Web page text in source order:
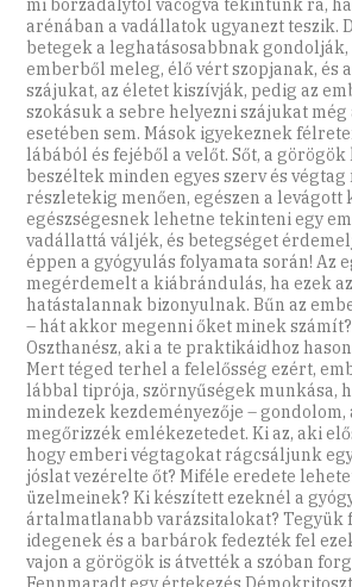
mi borzadálytól vacogva tekintünk rá,
arénában a vadállatok ugyanezt teszik.
betegek a leghatásosabbnak gondolják,
emberből meleg, élő vért szopjanak, és
szájukat, az életet kiszívják, pedig az
szokásuk a sebre helyezni szájukat
esetében sem. Mások igyekeznek
lábából és fejéből a velőt. Sőt, a
beszéltek minden egyes szerv és
részletekig menően, egészen a levágott
egészségesnek lehetne tekinteni egy
vadállattá váljék, és betegséget
éppen a gyógyulás folyamata során! Az
megérdemelt a kiábrándulás, ha ezek
hatástalannak bizonyulnak. Bűn az
– hát akkor megenni őket minek
Oszthanész, aki a te praktikáidhoz
Mert téged terhel a felelősség ezért,
lábbal tiprója, szörnyűségek munkása,
mindezek kezdeményezője – gondolom,
megőrizzék emlékezetedet. Ki az, aki
hogy emberi végtagokat rágcsáljunk
jóslat vezérelte őt? Miféle eredete
üzelmeinek? Ki készített ezeknél a
ártalmatlanabb varázsitalokat? Tegyük
idegenek és a barbárok fedezték fel
vajon a görögök is átvették a szóban